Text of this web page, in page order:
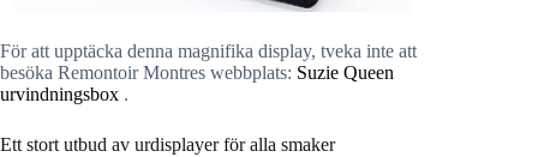
För att upptäcka denna magnifika display, tveka inte att
besöka Remontoir Montres webbplats: Suzie Queen
urvindningsbox .
Ett stort utbud av urdisplayer för alla smaker